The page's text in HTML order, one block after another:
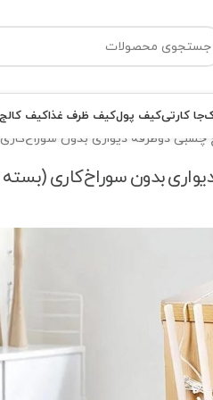
جا کارتیکیف پولکیف ظرف غذاکیف کالج
دوطرفه دیواری بدون سوراخ‌کاری
بدون سوراخ‌کاری (بسته 3عددی)